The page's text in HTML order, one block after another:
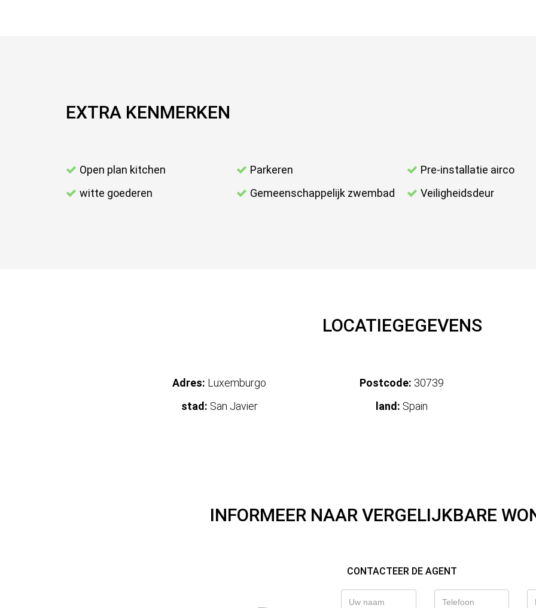
EXTRA KENMERKEN
Open plan kitchen
witte goederen
Parkeren
Gemeenschappelijk zwembad
Pre-installatie airco
Veiligheidsdeur
LOCATIEGEGEVENS
Adres: Luxemburgo
stad: San Javier
Postcode: 30739
land: Spain
INFORMEER NAAR VERGELIJKBARE
CONTACTEER DE AGENT